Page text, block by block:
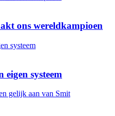
ons wereldkampioen
eigen systeem